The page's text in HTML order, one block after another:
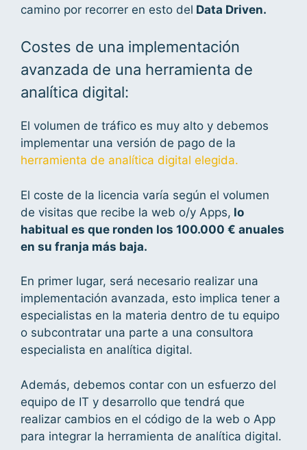
camino por recorrer en esto del Data Driven.
Costes de una implementación
avanzada de una herramienta de
analítica digital:
El volumen de tráfico es muy alto y debemos
implementar una versión de pago de la
herramienta de analítica digital elegida.
El coste de la licencia varía según el volumen
de visitas que recibe la web o/y Apps, lo
habitual es que ronden los 100.000 € anuales
en su franja más baja.
En primer lugar, será necesario realizar una
implementación avanzada, esto implica tener a
especialistas en la materia dentro de tu equipo
o subcontratar una parte a una consultora
especialista en analítica digital.
Además, debemos contar con un esfuerzo del
equipo de IT y desarrollo que tendrá que
realizar cambios en el código de la web o App
para integrar la herramienta de analítica digital.